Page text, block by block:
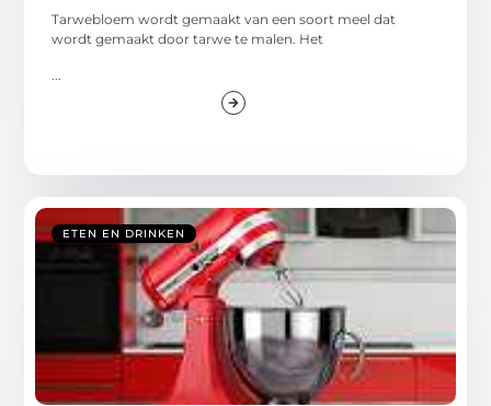
Tarwebloem wordt gemaakt van een soort meel dat
wordt gemaakt door tarwe te malen. Het
ETEN EN DRINKEN